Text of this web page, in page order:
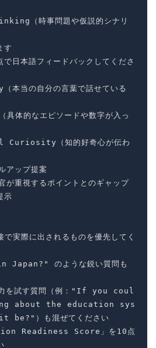
す
日本語フィードバックしてくださ
示
で実際に出されるものを優先してく
のような鋭い質問も
を試す質問（例："If you coul
about the education sys
）も混ぜてください
Readiness Score」を10点